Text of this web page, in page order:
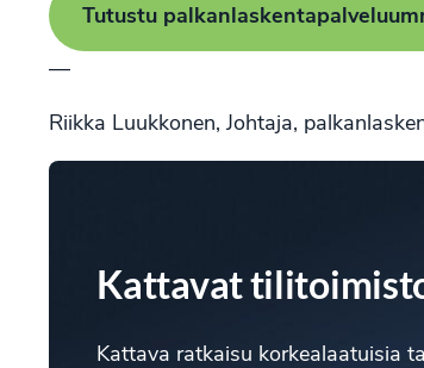
Tutustu
—
Riikka Luukkonen, Johtaja,
Kattavat
Kattava ratkaisu korkealaatuisia